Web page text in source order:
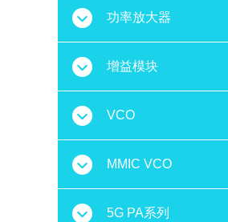
功率放大器
增益模块
VCO
MMIC VCO
5G PA系列